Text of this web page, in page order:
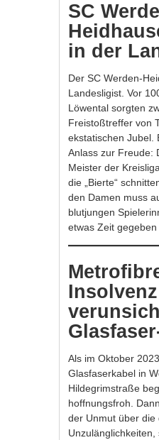
SC
in der
Der SC Werden-
Landesligist. Vor
Löwental sorgten
Freistoßtreffer von
ekstatischen Jubel.
Anlass zur Freude:
Meister der
die „Bierte“
den Damen muss
blutjungen
etwas Zeit
Insolvenz
Als im Oktober
Glasfaserkabel in
Hildegrimstraße
hoffnungsfroh.
der Unmut über die